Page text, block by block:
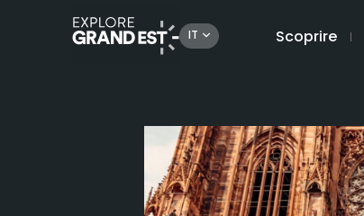
IT Scoprire